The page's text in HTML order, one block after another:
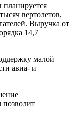
планируется
вертолетов,
Выручка от
14,7
малой
авиа- и
позволит